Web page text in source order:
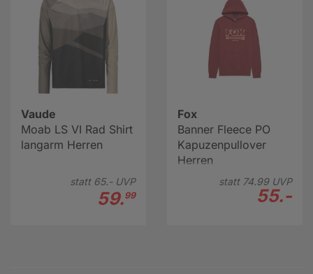
Vaude
Moab LS VI Rad Shirt
langarm Herren
statt 65.-UVP
59.99
Fox
Banner Fleece PO
Kapuzenpullover
Herren
statt 74.99UVP
55.-